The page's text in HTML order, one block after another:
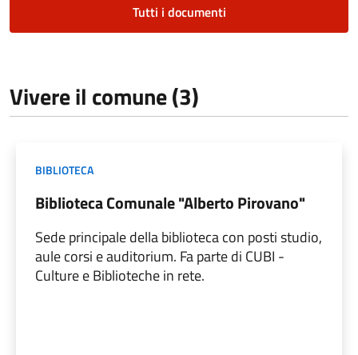
Tutti i documenti
Vivere il comune (3)
BIBLIOTECA
Biblioteca Comunale "Alberto Pirovano"
Sede principale della biblioteca con posti studio,
aule corsi e auditorium. Fa parte di CUBI -
Culture e Biblioteche in rete.